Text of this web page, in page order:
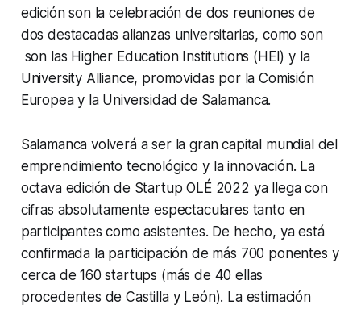
edición son la celebración de dos reuniones de
dos destacadas alianzas universitarias, como son
son las Higher Education Institutions (HEI) y la
University Alliance, promovidas por la Comisión
Europea y la Universidad de Salamanca.
Salamanca volverá a ser la gran capital mundial del
emprendimiento tecnológico y la innovación. La
octava edición de Startup OLÉ 2022 ya llega con
cifras absolutamente espectaculares tanto en
participantes como asistentes. De hecho, ya está
confirmada la participación de más 700 ponentes y
cerca de 160 startups (más de 40 ellas
procedentes de Castilla y León). La estimación